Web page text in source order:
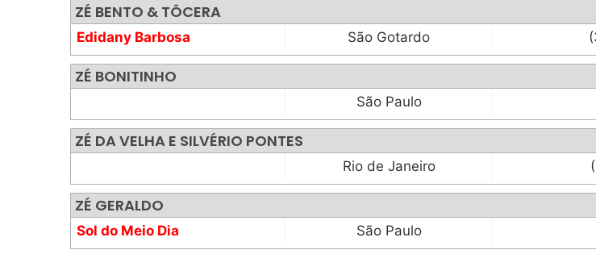
ZÉ BENTO & TÔCERA
Edidany Barbosa
Show
São Gotardo
ZÉ BONITINHO
São Paulo
ZÉ DA VELHA E SILVÉRIO PONTES
Rio de Janeiro
ZÉ GERALDO
Sol do Meio Dia
Produções
São Paulo